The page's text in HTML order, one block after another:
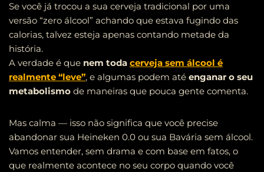
Se você já trocou a sua cerveja tradicional por uma
versão “zero álcool” achando que estava fugindo das
calorias, talvez esteja apenas contando metade da
história.
A verdade é que nem toda cerveja sem álcool é
realmente “leve”, e algumas podem até enganar o seu
metabolismo de maneiras que pouca gente comenta.
Mas calma — isso não significa que você precise
abandonar sua Heineken 0.0 ou sua Bavária sem álcool.
Vamos entender, sem drama e com base em fatos, o
que realmente acontece no seu corpo quando você